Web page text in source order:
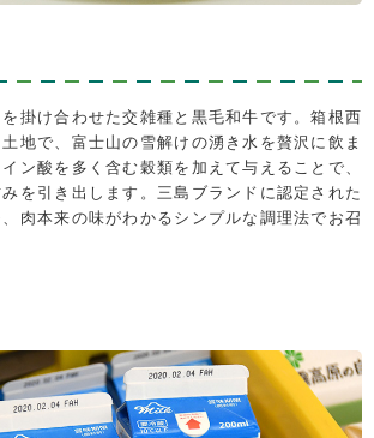
掛け合わせた交雑種と黒毛和牛です。箱根西
地で、富士山の雪解けの湧き水を贅沢に飲ま
ン酸を多く含む穀類を加えて与えることで、
を引き出します。三島ブランドに認定された
肉本来の味がわかるシンプルな調理法でお召